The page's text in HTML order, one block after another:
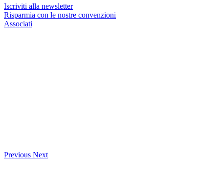
Iscriviti alla newsletter
Risparmia con le nostre convenzioni
Associati
Previous Next